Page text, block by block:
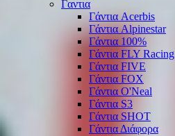
Γαντια
Γάντια Acerbis
Γάντια Alpinestar
Γάντια 100%
Γάντια FLY Racing
Γάντια FIVE
Γάντια FOX
Γάντια O'Νeal
Γάντια S3
Γάντια SHOT
Γάντια Διάφορα